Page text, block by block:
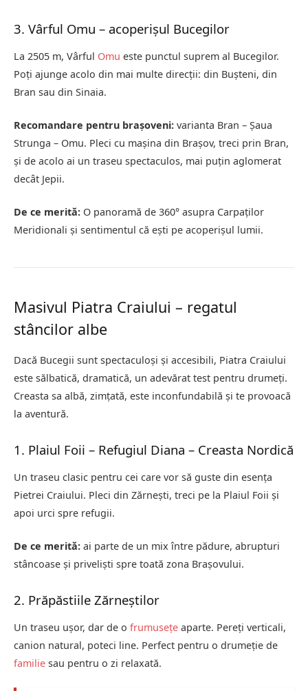
3. Vârful Omu – acoperișul Bucegilor
La 2505 m, Vârful Omu este punctul suprem al Bucegilor.
Poți ajunge acolo din mai multe direcții: din Bușteni, din
Bran sau din Sinaia.
Recomandare pentru brașoveni: varianta Bran – Șaua
Strunga – Omu. Pleci cu mașina din Brașov, treci prin Bran,
și de acolo ai un traseu spectaculos, mai puțin aglomerat
decât Jepii.
De ce merită: O panoramă de 360° asupra Carpaților
Meridionali și sentimentul că ești pe acoperișul lumii.
Masivul Piatra Craiului – regatul
stâncilor albe
Dacă Bucegii sunt spectaculoși și accesibili, Piatra Craiului
este sălbatică, dramatică, un adevărat test pentru drumeți.
Creasta sa albă, zimțată, este inconfundabilă și te provoacă
la aventură.
1. Plaiul Foii – Refugiul Diana – Creasta Nordică
Un traseu clasic pentru cei care vor să guste din esența
Pietrei Craiului. Pleci din Zărnești, treci pe la Plaiul Foii și
apoi urci spre refugii.
De ce merită: ai parte de un mix între pădure, abrupturi
stâncoase și priveliști spre toată zona Brașovului.
2. Prăpăstiile Zărneștilor
Un traseu ușor, dar de o frumusețe aparte. Pereți verticali,
canion natural, poteci line. Perfect pentru o drumeție de
familie sau pentru o zi relaxată.